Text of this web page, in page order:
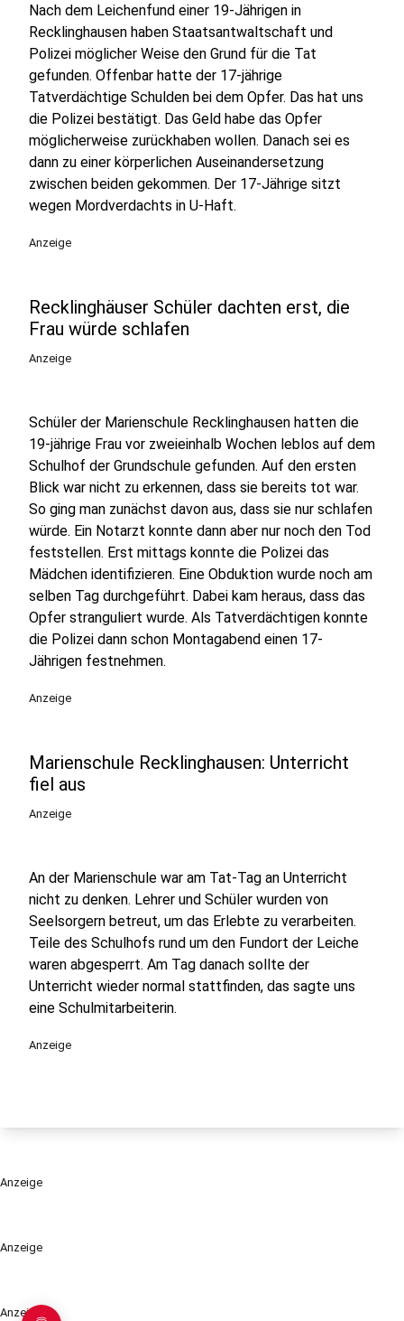
Anzeige
Anzeige
Nach dem Leichenfund einer 19-Jährigen in
Recklinghausen haben Staatsantwaltschaft und
Polizei möglicher Weise den Grund für die Tat
gefunden. Offenbar hatte der 17-jährige
Tatverdächtige Schulden bei dem Opfer. Das hat uns
die Polizei bestätigt. Das Geld habe das Opfer
möglicherweise zurückhaben wollen. Danach sei es
dann zu einer körperlichen Auseinandersetzung
zwischen beiden gekommen. Der 17-Jährige sitzt
wegen Mordverdachts in U-Haft.
Anzeige
Recklinghäuser Schüler dachten erst, die
Frau würde schlafen
Anzeige
Schüler der Marienschule Recklinghausen hatten die
19-jährige Frau vor zweieinhalb Wochen leblos auf dem
Schulhof der Grundschule gefunden. Auf den ersten
Blick war nicht zu erkennen, dass sie bereits tot war.
So ging man zunächst davon aus, dass sie nur schlafen
würde. Ein Notarzt konnte dann aber nur noch den Tod
feststellen. Erst mittags konnte die Polizei das
Mädchen identifizieren. Eine Obduktion wurde noch am
selben Tag durchgeführt. Dabei kam heraus, dass das
Opfer stranguliert wurde. Als Tatverdächtigen konnte
die Polizei dann schon Montagabend einen 17-
Jährigen festnehmen.
Anzeige
Marienschule Recklinghausen: Unterricht
fiel aus
Anzeige
An der Marienschule war am Tat-Tag an Unterricht
nicht zu denken. Lehrer und Schüler wurden von
Seelsorgern betreut, um das Erlebte zu verarbeiten.
Teile des Schulhofs rund um den Fundort der Leiche
waren abgesperrt. Am Tag danach sollte der
Unterricht wieder normal stattfinden, das sagte uns
eine Schulmitarbeiterin.
Anzeige
Anzeige